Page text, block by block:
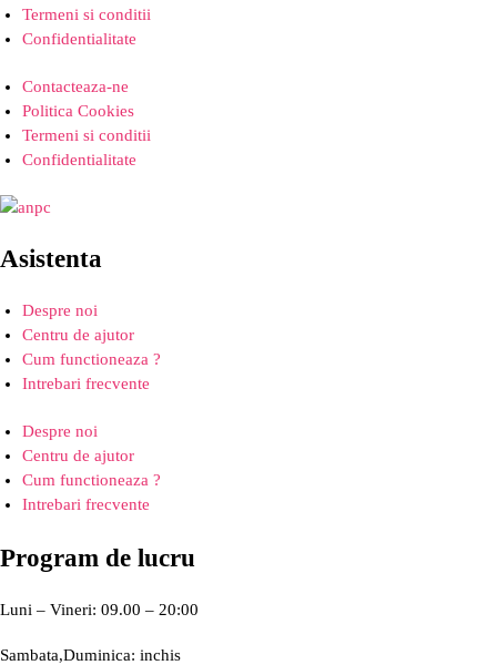
Termeni si conditii
Confidentialitate
Contacteaza-ne
Politica Cookies
Termeni si conditii
Confidentialitate
Asistenta
Despre noi
Centru de ajutor
Cum functioneaza ?
Intrebari frecvente
Despre noi
Centru de ajutor
Cum functioneaza ?
Intrebari frecvente
Program de lucru
Luni – Vineri: 09.00 – 20:00
Sambata,Duminica: inchis